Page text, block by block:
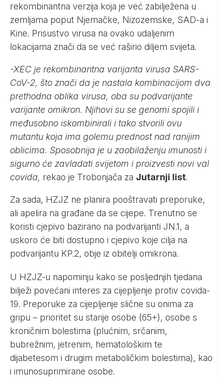
rekombinantna verzija koja je već zabilježena u
zemljama poput Njemačke, Nizozemske, SAD-a i
Kine. Prisustvo virusa na ovako udaljenim
lokacijama znači da se već raširio diljem svijeta.
-XEC je rekombinantna varijanta virusa SARS-
CoV-2, što znači da je nastala kombinacijom dva
prethodna oblika virusa, oba su podvarijante
varijante omikron. Njihovi su se genomi spojili i
međusobno iskombinirali i tako stvorili ovu
mutantu koja ima golemu prednost nad ranijim
oblicima. Sposobnija je u zaobilaženju imunosti i
sigurno će zavladati svijetom i proizvesti novi val
covida, rekao je Trobonjača za Jutarnji list.
Za sada, HZJZ ne planira pooštravati preporuke,
ali apelira na građane da se cijepe. Trenutno se
koristi cjepivo bazirano na podvarijanti JN.1, a
uskoro će biti dostupno i cjepivo koje cilja na
podvarijantu KP.2, obje iz obitelji omikrona.
U HZJZ-u napominju kako se posljednjih tjedana
bilježi povećani interes za cijepljenje protiv covida-
19. Preporuke za cijepljenje slične su onima za
gripu – prioritet su starije osobe (65+), osobe s
kroničnim bolestima (plućnim, srčanim,
bubrežnim, jetrenim, hematološkim te
dijabetesom i drugim metaboličkim bolestima), kao
i imunosuprimirane osobe.